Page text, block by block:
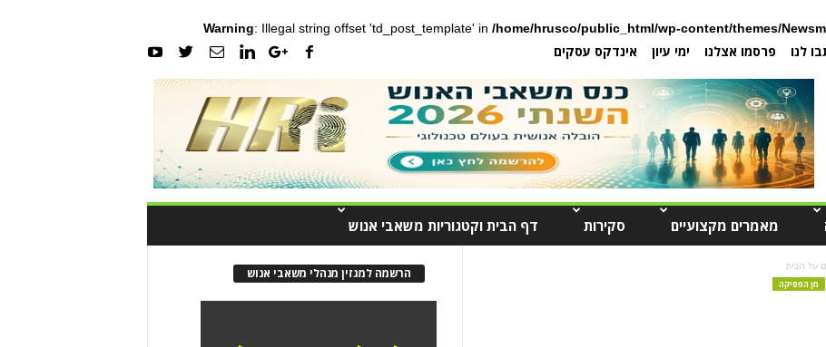
Warning: Illegal string offset 'td_post_template' in /home/hrusco/public_html/wp-content/themes/
לנו פרסמו אצלנו ימי עיון אינדקס עסקים
מאמרים מקצועיים סקירות דף הבית וקטגוריות משאבי אנוש
על הבית
מן הפסיקה
הרשמה למגזין מנהלי משאבי אנוש